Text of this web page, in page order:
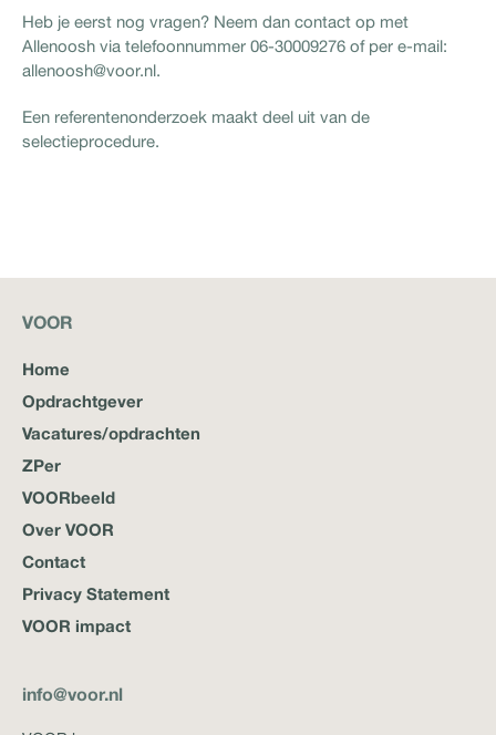
Heb je eerst nog vragen? Neem dan contact op met
Allenoosh via telefoonnummer 06-30009276 of per e-mail:
allenoosh@voor.nl.
Een referentenonderzoek maakt deel uit van de
selectieprocedure.
VOOR
Home
Opdrachtgever
Vacatures/opdrachten
ZPer
VOORbeeld
Over VOOR
Contact
Privacy Statement
VOOR impact
info@voor.nl